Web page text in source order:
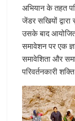
अभियान के तहत
जेंडर सखियों
उसके बाद
समावेशन पर एक
समावेशिता और
परिवर्तनकारी